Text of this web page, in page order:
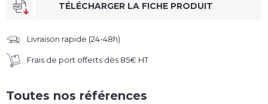
TÉLÉCHARGER LA FICHE PRODUIT
Livraison rapide (24-48h)
Frais de port offerts dès 85€ HT
Toutes nos références